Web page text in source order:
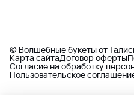
© Волшебные букеты от
Карта сайтаДоговор оферты
Согласие на обработку
Пользовательское